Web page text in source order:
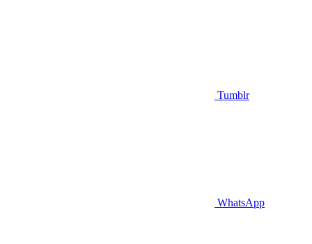
Tumblr
WhatsApp